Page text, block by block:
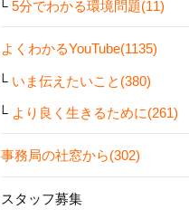
5分でわかる環境問題(11)
よくわかるYouTube(1135)
いま伝えたいこと(380)
より良く生きるために(261)
事務局の社窓から(302)
スタッフ募集